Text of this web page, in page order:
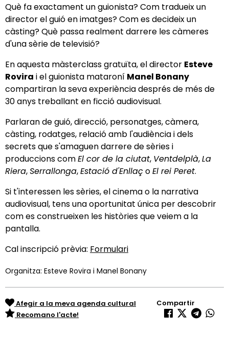
Què fa exactament un guionista? Com tradueix un
director el guió en imatges? Com es decideix un
càsting? Què passa realment darrere les càmeres
d'una sèrie de televisió?
En aquesta màsterclass gratuïta, el director Esteve
Rovira i el guionista mataroní Manel Bonany
compartiran la seva experiència després de més de
30 anys treballant en ficció audiovisual.
Parlaran de guió, direcció, personatges, càmera,
càsting, rodatges, relació amb l'audiència i dels
secrets que s'amaguen darrere de sèries i
produccions comEl cor de la ciutat, Ventdelplà,La
Riera,Serrallonga,Estació d'EnllaçoEl rei Peret.
Si t'interessen les sèries, el cinema o la narrativa
audiovisual, tens una oportunitat única per descobrir
com es construeixen les històries que veiem a la
pantalla.
Cal inscripció prèvia: Formulari
Organitza: Esteve Rovira i Manel Bonany
Afegir a la meva agenda cultural
Recomano l'acte!
Compartir